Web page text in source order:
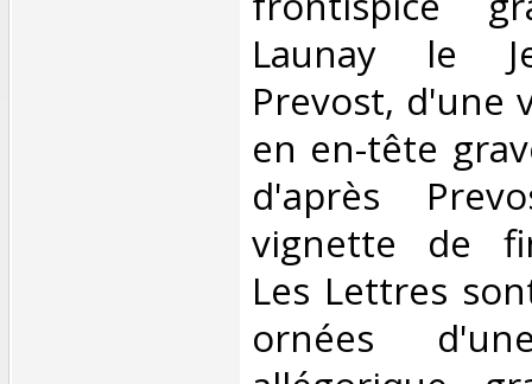
Launay le
Prevost, d'une
en en-tête
d'après
vignette de
Les Lettres
ornées